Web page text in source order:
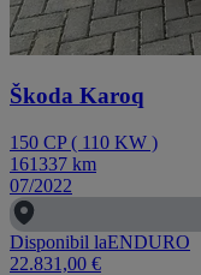
Škoda Karoq
150 CP( 110 KW )
161337 km
07/2022
Disponibil laENDURO
22.831,00 €